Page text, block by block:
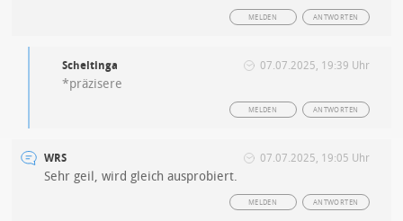
ANTWORTEN
MELDEN
Scheltinga 07.07.2025, 19:39 Uhr
*präzisere
ANTWORTEN
MELDEN
WRS 07.07.2025, 19:05 Uhr
Sehr geil, wird gleich ausprobiert.
ANTWORTEN
MELDEN